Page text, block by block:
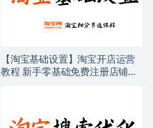
【淘宝基础设置】淘宝开店运营
教程 新手零基础免费注册店铺开